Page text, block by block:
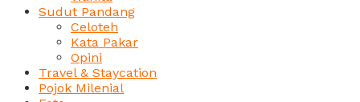
Sudut Pandang
Celoteh
Kata Pakar
Opini
Travel & Staycation
Pojok Milenial